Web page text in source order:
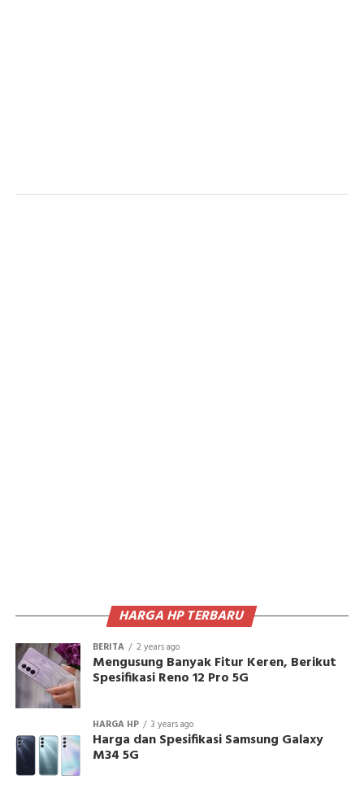
HARGA HP TERBARU
BERITA 2 years ago
Mengusung Banyak Fitur Keren, Berikut
Spesifikasi Reno 12 Pro 5G
HARGA HP 3 years ago
Harga dan Spesifikasi Samsung Galaxy
M34 5G